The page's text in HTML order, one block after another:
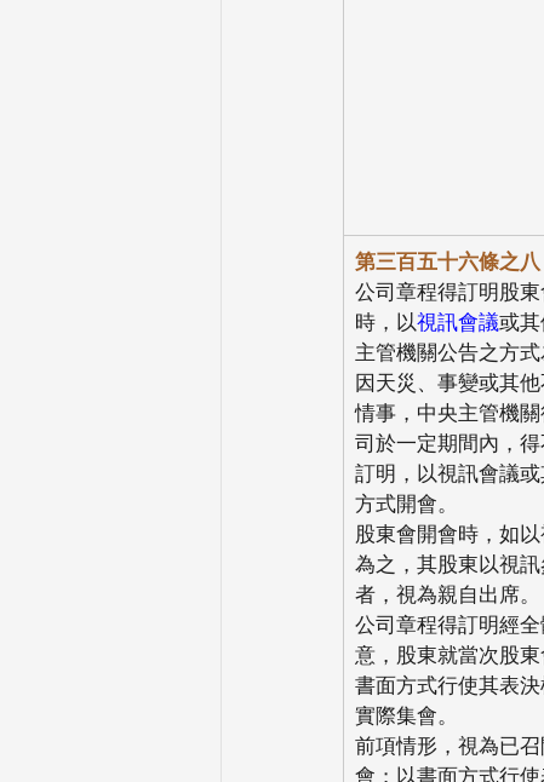
第三百五十六條之八
公司章程得訂明股
時，以視訊會議或
主管機關公告之方
因天災、事變或其
情事，中央主管機
司於一定期間內，
訂明，以視訊會議
方式開會。
股東會開會時，如
為之，其股東以視
者，視為親自出席。
公司章程得訂明經
意，股東就當次股
書面方式行使其表
實際集會。
前項情形，視為已
會；以書面方式行